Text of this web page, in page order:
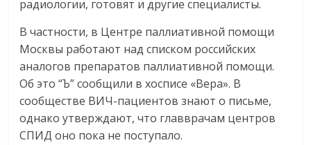
радиологии, готовят и другие специалисты.
В частности, в Центре паллиативной помощи
Москвы работают над списком российских
аналогов препаратов паллиативной помощи.
Об это “Ъ” сообщили в хосписе «Вера». В
сообществе ВИЧ-пациентов знают о письме,
однако утверждают, что главврачам центров
СПИД оно пока не поступало.